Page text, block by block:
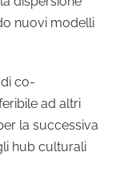
nuovi modelli
co-
ad altri
la successiva
hub culturali